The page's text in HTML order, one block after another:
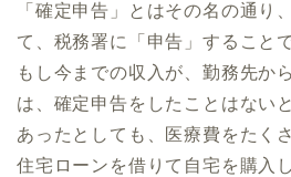
「確定申告」とはその名の通り
て、税務署に「申告」することで
もし今までの収入が、勤務先か
は、確定申告をしたことはない
あったとしても、医療費をたく
住宅ローンを借りて自宅を購入